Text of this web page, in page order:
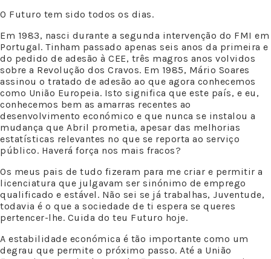
O Futuro tem sido todos os dias.
Em 1983, nasci durante a segunda intervenção do FMI em
Portugal. Tinham passado apenas seis anos da primeira e
do pedido de adesão à CEE, três magros anos volvidos
sobre a Revolução dos Cravos. Em 1985, Mário Soares
assinou o tratado de adesão ao que agora conhecemos
como União Europeia. Isto significa que este país, e eu,
conhecemos bem as amarras recentes ao
desenvolvimento económico e que nunca se instalou a
mudança que Abril prometia, apesar das melhorias
estatísticas relevantes no que se reporta ao serviço
público. Haverá força nos mais fracos?
Os meus pais de tudo fizeram para me criar e permitir a
licenciatura que julgavam ser sinónimo de emprego
qualificado e estável. Não sei se já trabalhas, Juventude,
todavia é o que a sociedade de ti espera se queres
pertencer-lhe. Cuida do teu Futuro hoje.
A estabilidade económica é tão importante como um
degrau que permite o próximo passo. Até a União